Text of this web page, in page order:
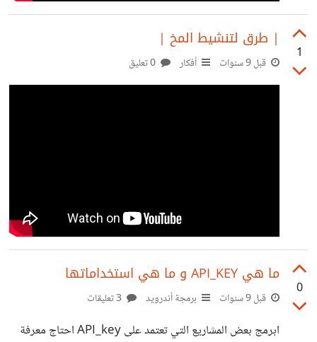
1
| طرق لتنشيط المخ |
قبل 9 سنوات أفكار
0
ما هي API_KEY و ما هي استخداماتها
قبل 9 سنوات برمجة أندرويد
ابرمج بعض المشاريع التي تعتمد على API_key احتاج معرفة